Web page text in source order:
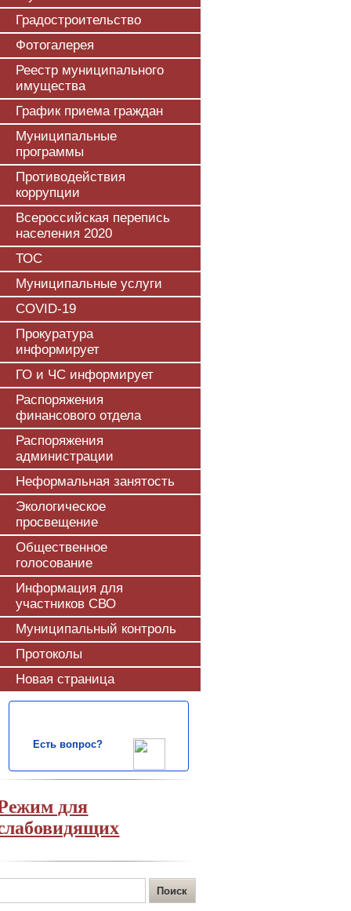
Градостроительство
Фотогалерея
Реестр муниципального
имущества
График приема граждан
Муниципальные
программы
Противодействия
коррупции
Всероссийская перепись
населения 2020
ТОС
Муниципальные услуги
COVID-19
Прокуратура
информирует
ГО и ЧС информирует
Распоряжения
финансового отдела
Распоряжения
администрации
Неформальная занятость
Экологическое
просвещение
Общественное
голосование
Информация для
участников СВО
Муниципальный контроль
Протоколы
Новая страница
Есть вопрос?
для